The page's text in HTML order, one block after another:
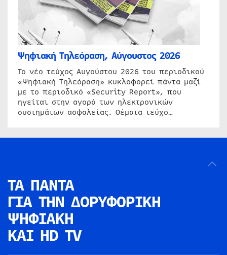
Ψηφιακή Τηλεόραση, Αύγουστος 2026
Το νέο τεύχος Αυγούστου 2026 του περιοδικού
«Ψηφιακή Τηλεόραση» κυκλοφορεί πάντα μαζί
με το περιοδικό «Security Report», που
ηγείται στην αγορά των ηλεκτρονικών
συστημάτων ασφαλείας. Θέματα τεύχο…
ΤΑ ΠΑΝΤΑ
ΓΙΑ ΤΗΝ ΔΟΡΥΦΟΡΙΚΗ
ΨΗΦΙΑΚΗ
ΚΑΙ HD TV